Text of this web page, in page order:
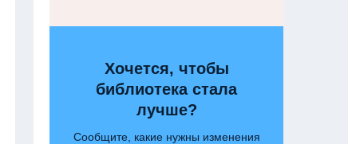
Хочется, чтобы
библиотека стала
лучше?
Сообщите, какие нужны изменения